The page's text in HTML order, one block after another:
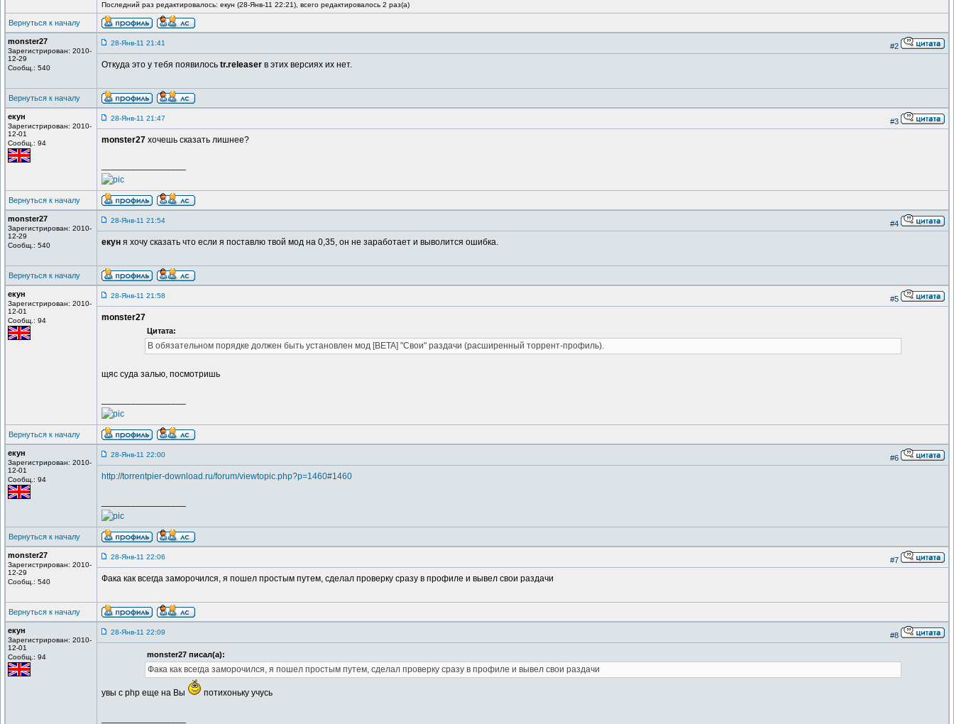
Последний раз редактировалось: екун (28-Янв-11 22:21), всего редактировалось 2 раз(а)
Вернуться к началу
monster27
Зарегистрирован: 2010-
12-29
Сообщ.: 540
28-Янв-11 21:41 #2
Откуда это у тебя появилось tr.releaser в этих версиях их нет.
Вернуться к началу
екун
Зарегистрирован: 2010-
12-01
Сообщ.: 94
28-Янв-11 21:47 #3
monster27 хочешь сказать лишнее?
Вернуться к началу
monster27
Зарегистрирован: 2010-
12-29
Сообщ.: 540
28-Янв-11 21:54 #4
екун я хочу сказать что если я поставлю твой мод на 0,35, он не заработает и выволится ошибка.
Вернуться к началу
екун
Зарегистрирован: 2010-
12-01
Сообщ.: 94
28-Янв-11 21:58 #5
monster27
Цитата:
В обязательном порядке должен быть установлен мод [BETA] "Свои" раздачи (расширенный торрент-профиль).
щяс суда залью, посмотришь
Вернуться к началу
екун
Зарегистрирован: 2010-
12-01
Сообщ.: 94
28-Янв-11 22:00 #6
http://torrentpier-download.ru/forum/viewtopic.php?p=1460#1460
Вернуться к началу
monster27
Зарегистрирован: 2010-
12-29
Сообщ.: 540
28-Янв-11 22:06 #7
Фака как всегда заморочился, я пошел простым путем, сделал проверку сразу в профиле и вывел свои раздачи
Вернуться к началу
екун
Зарегистрирован: 2010-
12-01
Сообщ.: 94
28-Янв-11 22:09 #8
monster27 писал(а):
Фака как всегда заморочился, я пошел простым путем, сделал проверку сразу в профиле и вывел свои раздачи
увы с php еще на Вы потихоньку учусь